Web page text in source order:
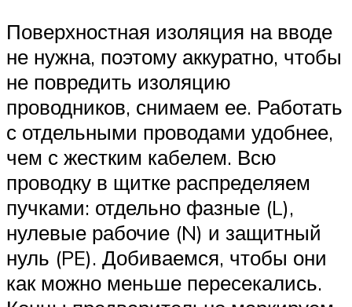
Поверхностная изоляция на вводе
не нужна, поэтому аккуратно, чтобы
не повредить изоляцию
проводников, снимаем ее. Работать
с отдельными проводами удобнее,
чем с жестким кабелем. Всю
проводку в щитке распределяем
пучками: отдельно фазные (L),
нулевые рабочие (N) и защитный
нуль (PE). Добиваемся, чтобы они
как можно меньше пересекались.